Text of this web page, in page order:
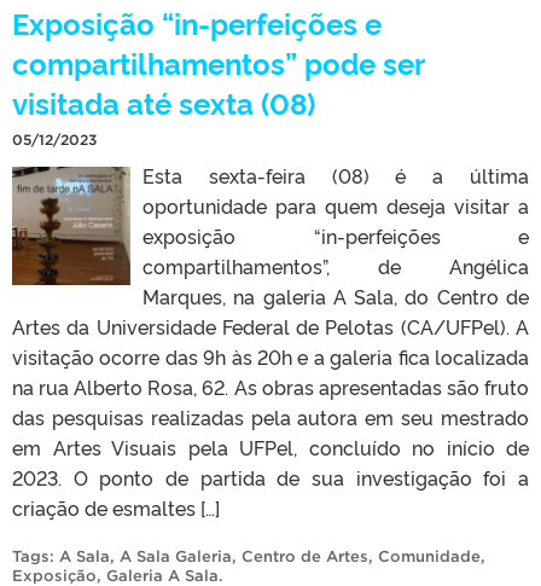
Exposição “in-perfeições e
compartilhamentos” pode ser
visitada até sexta (08)
05/12/2023
Esta sexta-feira (08) é a última
oportunidade para quem deseja visitar a
exposição “in-perfeições e
compartilhamentos”, de Angélica
Marques, na galeria A Sala, do Centro de
Artes da Universidade Federal de Pelotas (CA/UFPel). A
visitação ocorre das 9h às 20h e a galeria fica localizada
na rua Alberto Rosa, 62. As obras apresentadas são fruto
das pesquisas realizadas pela autora em seu mestrado
em Artes Visuais pela UFPel, concluído no início de
2023. O ponto de partida de sua investigação foi a
criação de esmaltes […]
Tags: A Sala, A Sala Galeria, Centro de Artes, Comunidade,
Exposição, Galeria A Sala.